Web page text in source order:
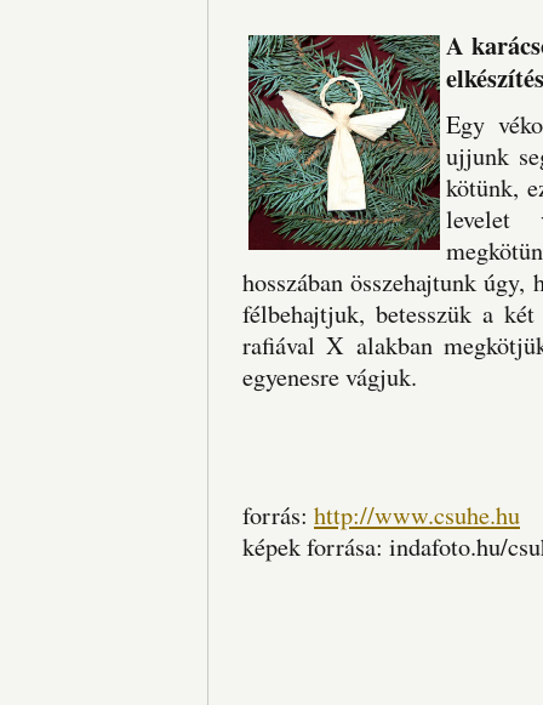
A
Egy
ujjunk
kötünk,
levelet
hosszában összehajtunk
félbehajtjuk, betesszük a
rafiával X alakban
egyenesre vágjuk.
forrás: http://www.csuhe.hu
képek forrása: indafoto.hu/